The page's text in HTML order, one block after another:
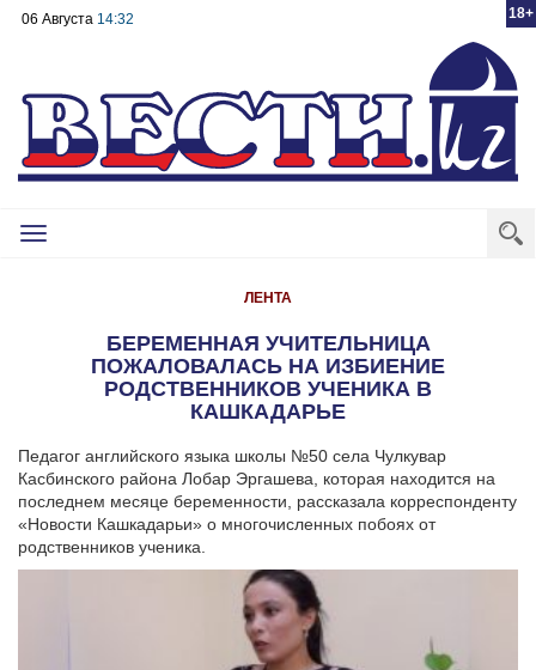
18+
06 Августа 14:32
Toggle
ЛЕНТА
БЕРЕМЕННАЯ УЧИТЕЛЬНИЦА
ПОЖАЛОВАЛАСЬ НА ИЗБИЕНИЕ
РОДСТВЕННИКОВ УЧЕНИКА В
КАШКАДАРЬЕ
Педагог английского языка школы №50 села Чулкувар
Касбинского района Лобар Эргашева, которая находится на
последнем месяце беременности, рассказала корреспонденту
«Новости Кашкадарьи» о многочисленных побоях от
родственников ученика.